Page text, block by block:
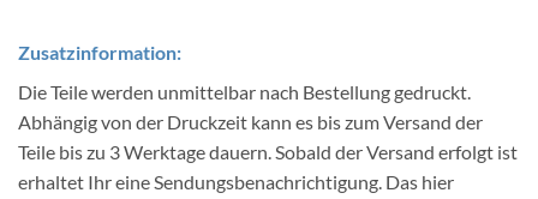
Zusatzinformation:
Die Teile werden unmittelbar nach Bestellung gedruckt.
Abhängig von der Druckzeit kann es bis zum Versand der
Teile bis zu 3 Werktage dauern. Sobald der Versand erfolgt ist
erhaltet Ihr eine Sendungsbenachrichtigung. Das hier